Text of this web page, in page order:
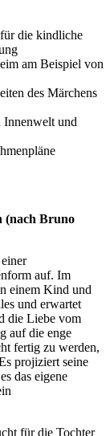
die kindliche
am Beispiel von
des Märchens
Innenwelt und
(nach Bruno
auf. Im
einem Kind und
und erwartet
die Liebe vom
auf die enge
fertig zu werden,
projiziert seine
das eigene
für die Tochter